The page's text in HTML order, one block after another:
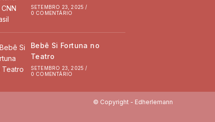
SETEMBRO 23, 2025 /
0 COMENTÁRIO
Bebê Si Fortuna no
Teatro
SETEMBRO 23, 2025 /
0 COMENTÁRIO
© Copyright - Edherlemann